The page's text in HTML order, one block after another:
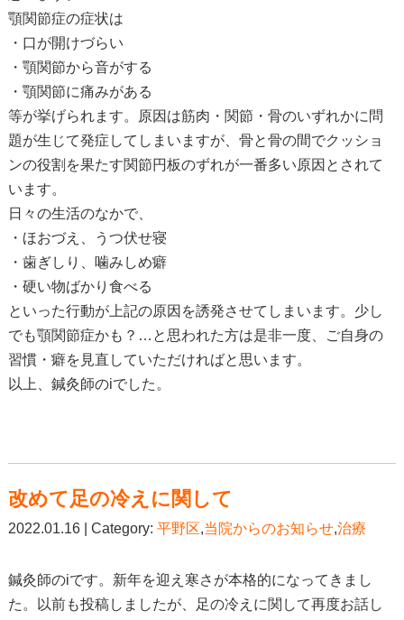
顎関節症の症状は
・口が開けづらい
・顎関節から音がする
・顎関節に痛みがある
等が挙げられます。原因は筋肉・関節・骨のいずれかに問
題が生じて発症してしまいますが、骨と骨の間でクッショ
ンの役割を果たす関節円板のずれが一番多い原因とされて
います。
日々の生活のなかで、
・ほおづえ、うつ伏せ寝
・歯ぎしり、噛みしめ癖
・硬い物ばかり食べる
といった行動が上記の原因を誘発させてしまいます。少し
でも顎関節症かも？…と思われた方は是非一度、ご自身の
習慣・癖を見直していただければと思います。
以上、鍼灸師のiでした。
改めて足の冷えに関して
2022.01.16 | Category: 平野区,当院からのお知らせ,治療
鍼灸師のiです。新年を迎え寒さが本格的になってきまし
た。以前も投稿しましたが、足の冷えに関して再度お話し